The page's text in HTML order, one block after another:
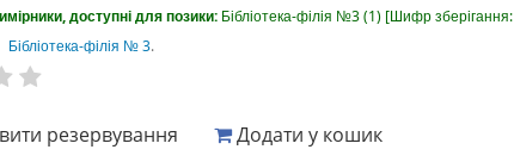
доступні для позики: Бібліотека-філія №3(1) Шифр зберігання:
Бібліотека-філія № 3.
резервування Додати у кошик